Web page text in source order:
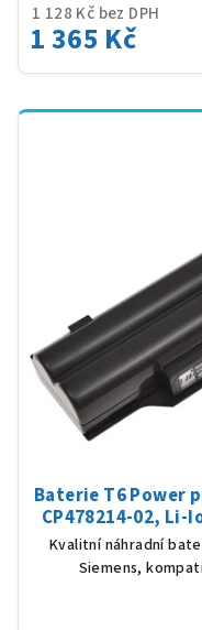
1 128 Kč bez DPH
1 365 Kč
Baterie T6 Power
CP478214-02, Li-
Kvalitní náhradní
Siemens,